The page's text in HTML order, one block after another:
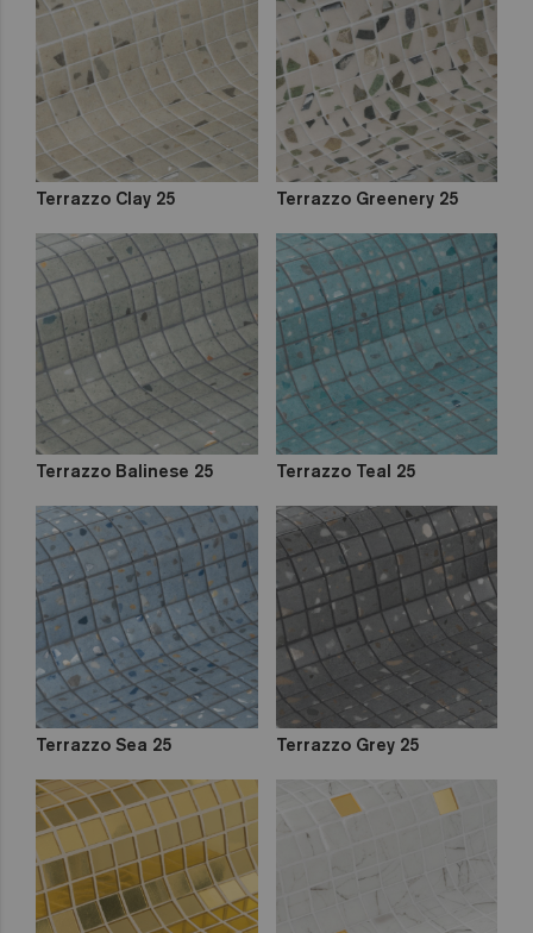
Iridescent
Cocktail
Metal
Space
Fosfo
out
Terrazzo Clay 25 Terrazzo Greenery 25
Terrazzo Balinese 25 Terrazzo Teal 25
Terrazzo Sea 25 Terrazzo Grey 25